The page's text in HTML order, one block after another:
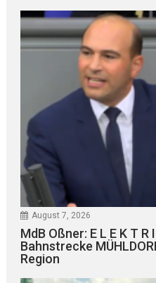
August 7, 2026
MdB Oßner: E L E K T R
Bahnstrecke
Region